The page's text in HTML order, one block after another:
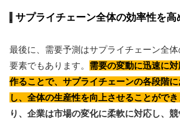
サプライチェーン全体の効率性を高
最後に、需要予測はサプライチェーン全
要素でもあります。 需要の変動に迅速に
作ることで、サプライチェーンの各段階
し、全体の生産性を向上させることができ
り、企業は市場の変化に柔軟に対応し、